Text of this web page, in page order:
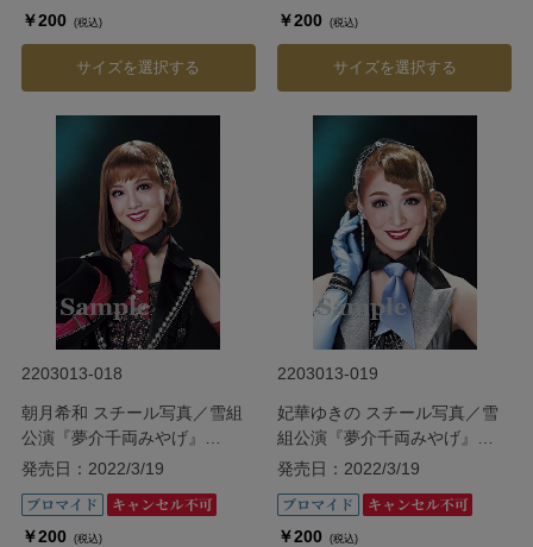
￥200 (税込)
サイズを選択する
￥200 (税込)
サイズを選択する
2203013-018
朝月希和 スチール写真／雪組
公演『夢介千両みやげ』
『Sensational!』
発売日：2022/3/19
￥200 (税込)
2203013-019
妃華ゆきの スチール写真／雪
組公演『夢介千両みやげ』
『Sensational!』
発売日：2022/3/19
￥200 (税込)